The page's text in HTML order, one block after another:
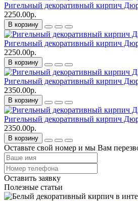
Ригельный декоративный кирпич
2250.00р.
В корзину
Ригельный декоративный кирпич
2250.00р.
В корзину
Ригельный декоративный кирпич
2350.00р.
В корзину
Ригельный декоративный кирпич
2350.00р.
В корзину
Оставьте свой номер и мы Вам
Оставить заявку
Полезные статьи